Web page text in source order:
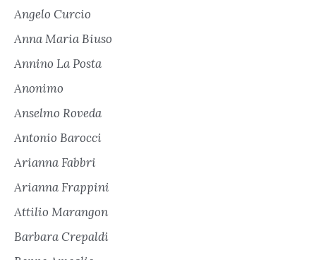
Angelo Curcio
Anna Maria Biuso
Annino La Posta
Anonimo
Anselmo Roveda
Antonio Barocci
Arianna Fabbri
Arianna Frappini
Attilio Marangon
Barbara Crepaldi